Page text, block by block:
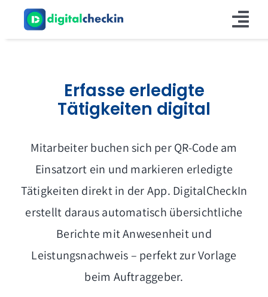
Erfasse erledigte
Tätigkeiten digital
Mitarbeiter buchen sich per QR-Code am
Einsatzort ein und markieren erledigte
Tätigkeiten direkt in der App. DigitalCheckIn
erstellt daraus automatisch übersichtliche
Berichte mit Anwesenheit und
Leistungsnachweis – perfekt zur Vorlage
beim Auftraggeber.